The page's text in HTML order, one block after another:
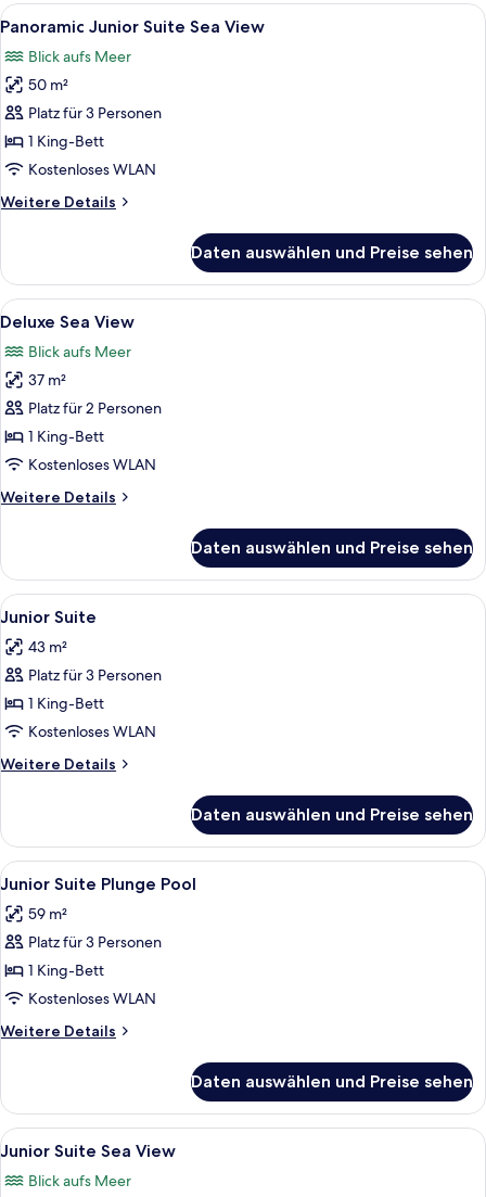
Alle
Fotos
für
Panoramic
Junior
Suite
Sea
anzeigen
Ein modernes Wohnzimmer mit
5
Panoramic Junior Suite Sea View
Blick aufs Meer
50 m²
Platz für 3 Personen
1 King-Bett
Kostenloses WLAN
Weitere Details
Weitere
Junior
Suite
Sea
Daten auswählen und Preise sehen
Alle
Fotos
für
Deluxe
Sea
View
anzeigen
Deluxe Sea View | Bettwäsche aus
6
Deluxe Sea View
Blick aufs Meer
37 m²
Platz für 2 Personen
1 King-Bett
Kostenloses WLAN
Weitere Details
Weitere
Sea
View
Daten auswählen und Preise sehen
Alle
Fotos
für
Junior
Suite
anzeigen
Ein modernes Hotelzimmer mit
5
Junior Suite
43 m²
Platz für 3 Personen
1 King-Bett
Kostenloses WLAN
Weitere Details
Weitere
Suite
Daten auswählen und Preise sehen
Alle
Fotos
für
Junior
Suite
Plunge
Pool
anzeigen
Eine Dachterrasse mit
6
Junior Suite Plunge Pool
59 m²
Platz für 3 Personen
1 King-Bett
Kostenloses WLAN
Weitere Details
Weitere
Suite
Plunge
Pool
Daten auswählen und Preise sehen
Alle
Fotos
für
Ein modernes Hotelzimmer mit
6
Junior Suite Sea View
Blick aufs Meer